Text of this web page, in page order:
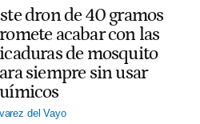
dron de 40 gramos
acabar con las
de mosquito
siempre sin usar
del Vayo